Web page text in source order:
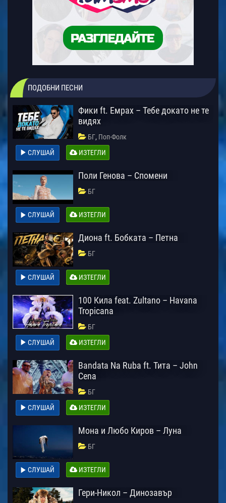
ПОДОБНИ ПЕСНИ
Фики ft. Емрах – Тебе докато не те
видях
БГ, Поп-Фолк
СЛУШАЙ
ИЗТЕГЛИ
Поли Генова – Спомени
БГ
СЛУШАЙ ИЗТЕГЛИ
Диона ft. Бобката – Петна
БГ
СЛУШАЙ ИЗТЕГЛИ
100 Кила feat. Zultano – Havana
Tropicana
БГ
СЛУШАЙ
ИЗТЕГЛИ
Bandata Na Ruba ft. Тита – John
Cena
БГ
СЛУШАЙ
ИЗТЕГЛИ
Мона и Любо Киров – Луна
БГ
СЛУШАЙ ИЗТЕГЛИ
Гери-Никол – Динозавър